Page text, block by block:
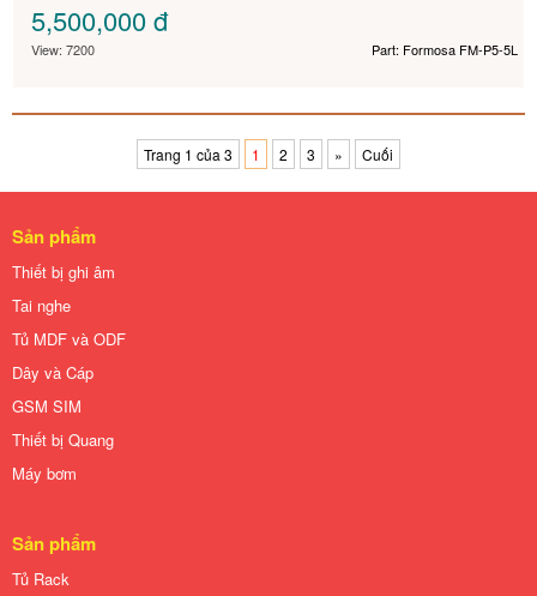
5,500,000đ
View: 7200 Part: Formosa FM-P5-5L
Trang 1 của 3 1 2 3 » Cuối
Sản phẩm
Thiết bị ghi âm
Tai nghe
Tủ MDF và ODF
Dây và Cáp
GSM SIM
Thiết bị Quang
Máy bơm
Sản phẩm
Tủ Rack